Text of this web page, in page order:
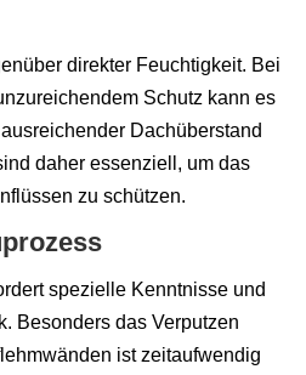
direkter Feuchtigkeit. Bei
Schutz kann es
Dachüberstand
daher essenziell, um das
zu schützen.
spezielle Kenntnisse und
Besonders das Verputzen
ist zeitaufwendig